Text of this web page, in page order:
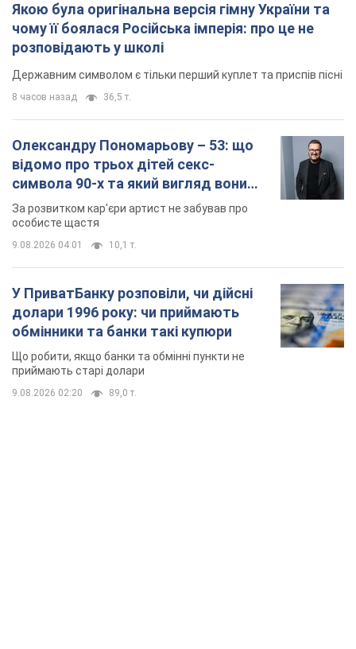
Якою була оригінальна версія гімну України та
чому її боялася Російська імперія: про це не
розповідають у школі
Державним символом є тільки перший куплет та приспів пісні
8 часов назад 36,5 т.
Олександру Пономарьову – 53: що
відомо про трьох дітей секс-
символа 90-х та який вигляд вони
мають
За розвитком кар'єри артист не забував про
особисте щастя
9.08.2026 04:01 10,1 т.
У ПриватБанку розповіли, чи дійсні
долари 1996 року: чи приймають
обмінники та банки такі купюри
Що робити, якщо банки та обмінні пункти не
приймають старі долари
9.08.2026 02:20 89,0 т.